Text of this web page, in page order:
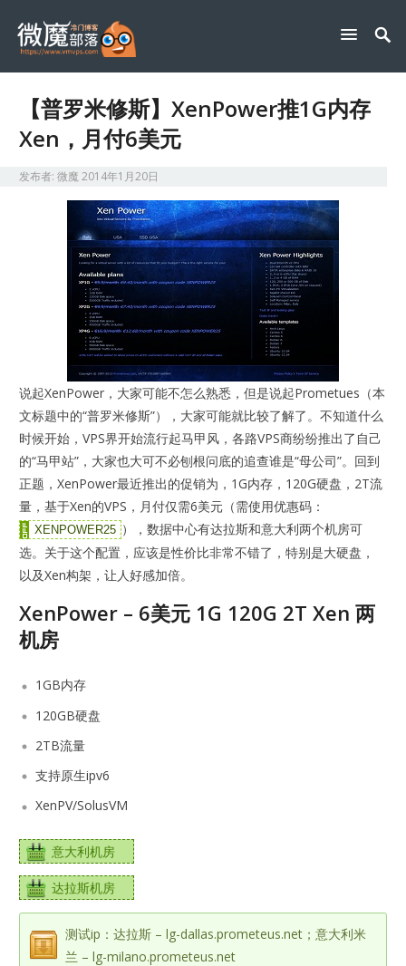
【普罗米修斯】XenPower推1G内存
Xen，月付6美元
发布者:微魔2014年1月20日
说起XenPower，大家可能不怎么熟悉，但是说起Prometues（本
文标题中的“普罗米修斯”），大家可能就比较了解了。不知道什么
时候开始，VPS界开始流行起马甲风，各路VPS商纷纷推出了自己
的“马甲站”，大家也大可不必刨根问底的追查谁是“母公司”。回到
正题，XenPower最近推出的促销为，1G内存，120G硬盘，2T流
量，基于Xen的VPS，月付仅需6美元（需使用优惠码：
XENPOWER25 ），数据中心有达拉斯和意大利两个机房可
选。关于这个配置，应该是性价比非常不错了，特别是大硬盘，
以及Xen构架，让人好感加倍。
XenPower – 6美元 1G 120G 2T Xen 两
机房
1GB内存
120GB硬盘
2TB流量
支持原生ipv6
XenPV/SolusVM
意大利机房
达拉斯机房
测试ip：达拉斯 – lg-dallas.prometeus.net；意大利米
兰 – lg-milano.prometeus.net